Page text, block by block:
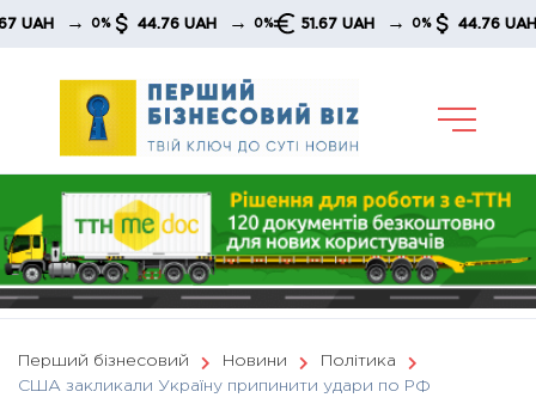
Skip
→ 0% 44.76 UAH → 0% 51.67 UAH → 0% 44.76 UAH →
Перший бізнесовий Новини
Політика
США закликали Україну припинити удари по РФ